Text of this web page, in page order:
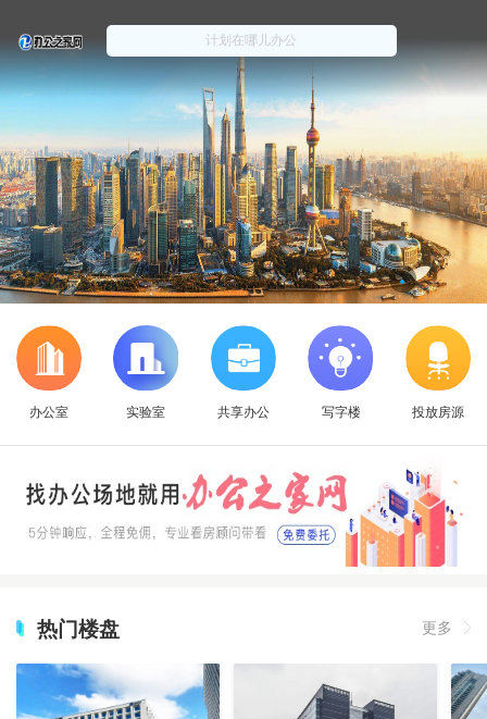
办公室 实验室 共享办公 写字楼 投放房源
热门楼盘 更多